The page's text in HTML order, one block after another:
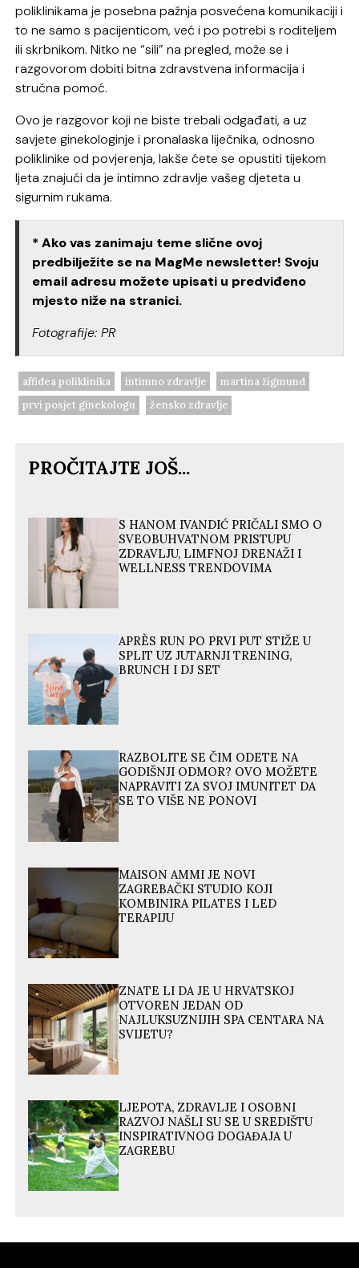
poliklinikama je posebna pažnja posvećena komunikaciji i
to ne samo s pacijenticom, već i po potrebi s roditeljem
ili skrbnikom. Nitko ne “sili” na pregled, može se i
razgovorom dobiti bitna zdravstvena informacija i
stručna pomoć.
Ovo je razgovor koji ne biste trebali odgađati, a uz
savjete ginekologinje i pronalaska liječnika, odnosno
poliklinike od povjerenja, lakše ćete se opustiti tijekom
ljeta znajući da je intimno zdravlje vašeg djeteta u
sigurnim rukama.
* Ako vas zanimaju teme slične ovoj
predbilježite se na MagMe newsletter! Svoju
email adresu možete upisati u predviđeno
mjesto niže na stranici.
Fotografije: PR
affidea poliklinika intimno zdravlje
martina žigmund
prvi posjet ginekologu
žensko zdravlje
PROČITAJTE JOŠ...
S HANOM IVANDIĆ PRIČALI SMO O
SVEOBUHVATNOM PRISTUPU
ZDRAVLJU, LIMFNOJ DRENAŽI I
WELLNESS TRENDOVIMA
APRÈS RUN PO PRVI PUT STIŽE U
SPLIT UZ JUTARNJI TRENING,
BRUNCH I DJ SET
RAZBOLITE SE ČIM ODETE NA
GODIŠNJI ODMOR? OVO MOŽETE
NAPRAVITI ZA SVOJ IMUNITET DA
SE TO VIŠE NE PONOVI
MAISON AMMI JE NOVI
ZAGREBAČKI STUDIO KOJI
KOMBINIRA PILATES I LED
TERAPIJU
ZNATE LI DA JE U HRVATSKOJ
OTVOREN JEDAN OD
NAJLUKSUZNIJIH SPA CENTARA NA
SVIJETU?
LJEPOTA, ZDRAVLJE I OSOBNI
RAZVOJ NAŠLI SU SE U SREDIŠTU
INSPIRATIVNOG DOGAĐAJA U
ZAGREBU